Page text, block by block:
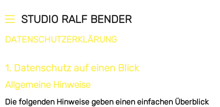
STUDIO RALF BENDER
DATENSCHUTZERKLÄRUNG
1. Datenschutz auf einen Blick
Allgemeine Hinweise
Die folgenden Hinweise geben einen einfachen Überblick